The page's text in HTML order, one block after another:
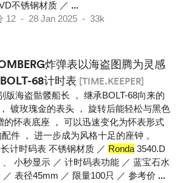
不锈钢材质 ／ ...
12 - 28 Jan 2025 - 33k
炸弹表以海盗图腾为灵感
68计时表 [TIME.KEEPER]
版海盗骷髅船长 ， 继承BOLT-68向来的
镀玫瑰金的表头 ， 旋转后能轻松与黑色
的怀表底座 ， 可以迅速变化为怀表形式
件 ， 进一步成为风格十足的座钟 。
计时码表 不锈钢材质 ／ Ronda 3540.D
小秒显示 ／ 计时码表功能 ／ 蓝宝石水
表径45mm ／ 限量100只 ／ 参考价 ...